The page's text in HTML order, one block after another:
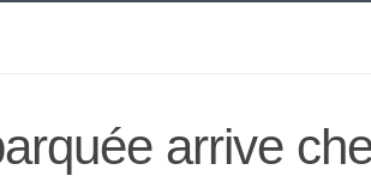
arrive